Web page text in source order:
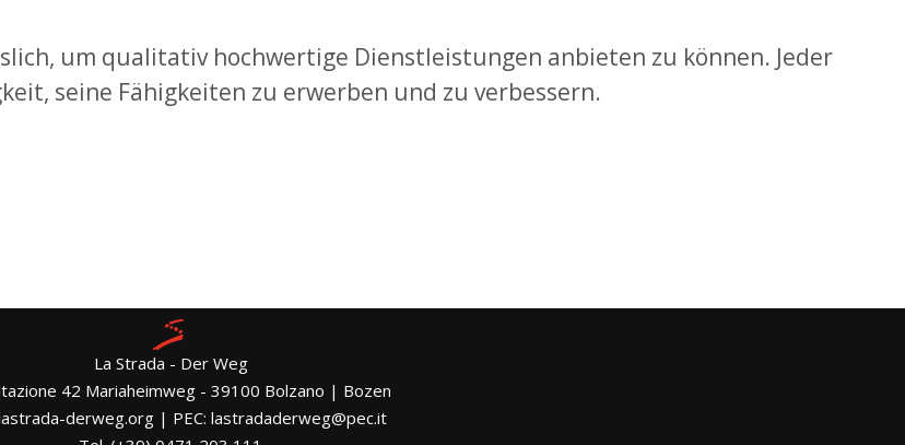
um qualitativ hochwertige Dienstleistungen anbieten zu können. Jeder
seine Fähigkeiten zu erwerben und zu verbessern.
La Strada - Der Weg
42 Mariaheimweg - 39100 Bolzano | Bozen
derweg.org | PEC: lastradaderweg@pec.it